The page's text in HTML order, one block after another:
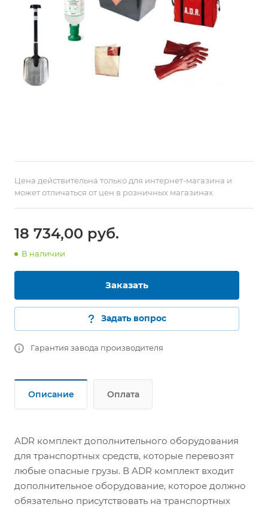
Цена действительна только для интернет-магазина и
может отличаться от цен в розничных магазинах
18 734,00 руб.
В наличии
Заказать
Задать вопрос
Гарантия завода производителя
Описание Оплата
ADR комплект дополнительного оборудования
для транспортных средств, которые перевозят
любые опасные грузы. В ADR комплект входит
дополнительное оборудование, которое должно
обязательно присутствовать на транспортных